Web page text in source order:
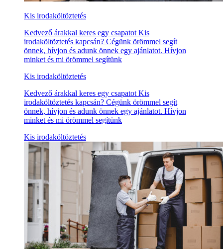
Kis irodaköltöztetés
Kedvező árakkal keres egy csapatot Kis
irodaköltöztetés kapcsán? Cégünk örömmel segít
önnek, hívjon és adunk önnek egy ajánlatot. Hívjon
minket és mi örömmel segítünk
Kis irodaköltöztetés
Kedvező árakkal keres egy csapatot Kis
irodaköltöztetés kapcsán? Cégünk örömmel segít
önnek, hívjon és adunk önnek egy ajánlatot. Hívjon
minket és mi örömmel segítünk
Kis irodaköltöztetés